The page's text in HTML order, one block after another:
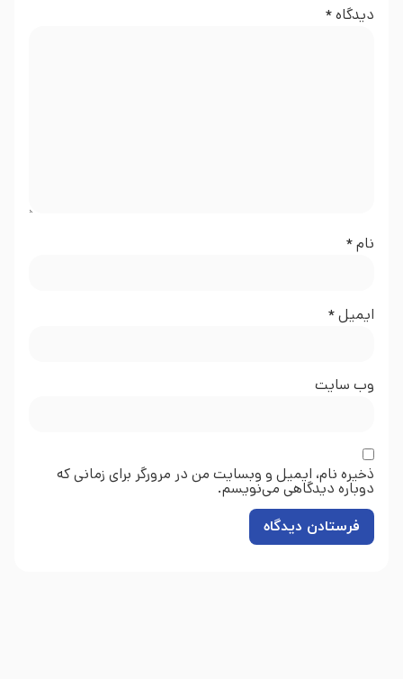
دیدگاه*
نام*
ایمیل*
وب‌ سایت
ذخیره نام، ایمیل و وبسایت من در مرورگر برای زمانی که
دوباره دیدگاهی می‌نویسم.